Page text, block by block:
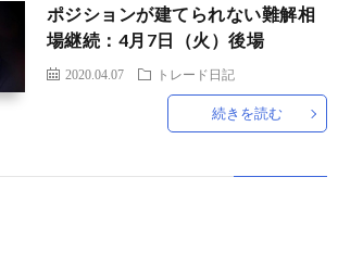
資
ポジションが建てられない難解相
場継続：4月7日（火）後場
2020.04.07 トレード日記
続きを読む